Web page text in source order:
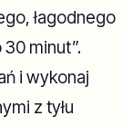
łagodnego
minut”.
i wykonaj
z tyłu